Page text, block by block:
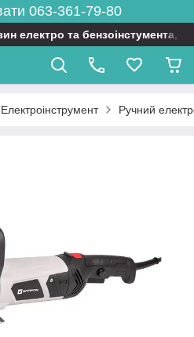
063-361-79-80
електро та бензоінстумента,
Електроінструмент Ручний